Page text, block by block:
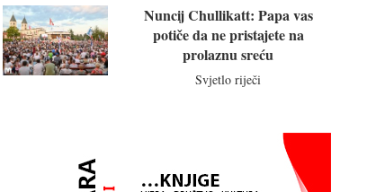
Nuncij Chullikatt: Papa vas
potiče da ne pristajete na
prolaznu sreću
Svjetlo riječi